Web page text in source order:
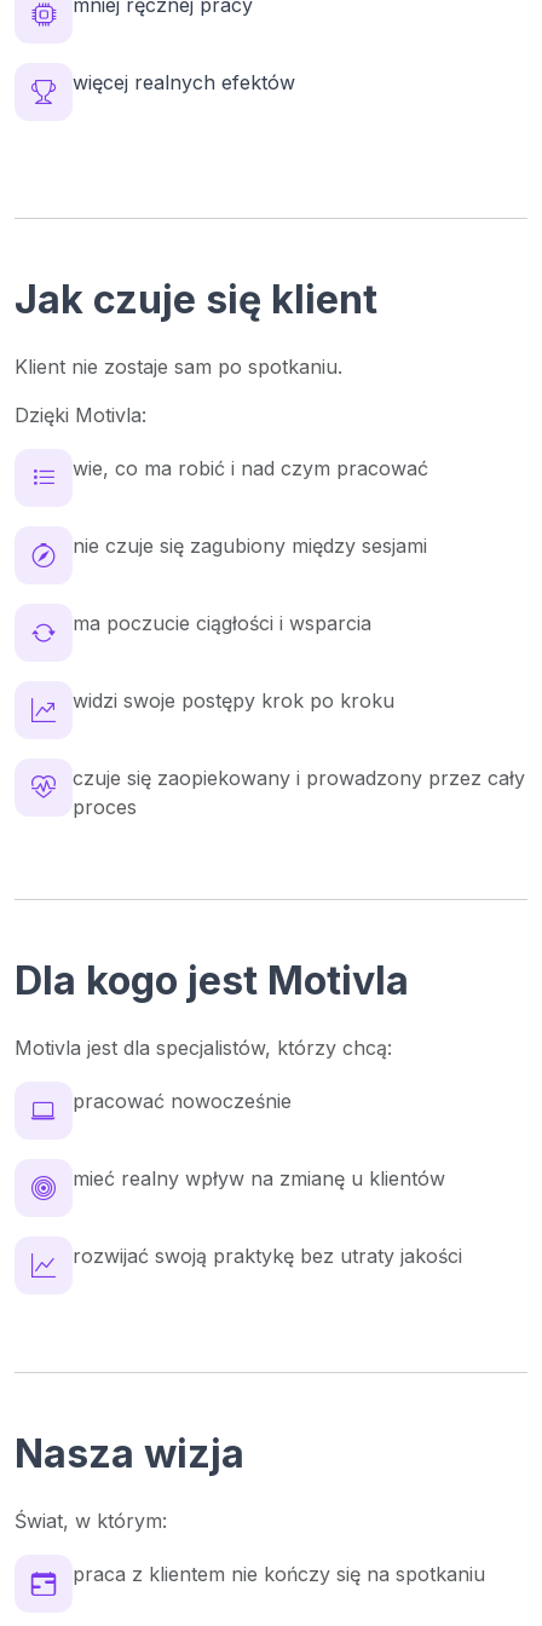
mniej ręcznej pracy
więcej realnych efektów
Jak czuje się klient
Klient nie zostaje sam po spotkaniu.
Dzięki Motivla:
wie, co ma robić i nad czym pracować
nie czuje się zagubiony między sesjami
ma poczucie ciągłości i wsparcia
widzi swoje postępy krok po kroku
czuje się zaopiekowany i prowadzony przez cały
proces
Dla kogo jest Motivla
Motivla jest dla specjalistów, którzy chcą:
pracować nowocześnie
mieć realny wpływ na zmianę u klientów
rozwijać swoją praktykę bez utraty jakości
Nasza wizja
Świat, w którym:
praca z klientem nie kończy się na spotkaniu